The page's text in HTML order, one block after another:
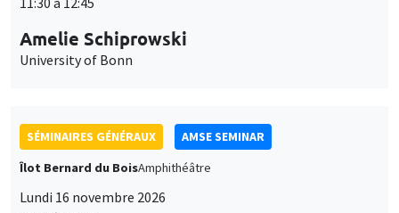
Amelie Schiprowski
University of Bonn
Îlot Bernard du BoisAmphithéâtre
Lundi 16 novembre 2026
11:30 à 12:45
cookies